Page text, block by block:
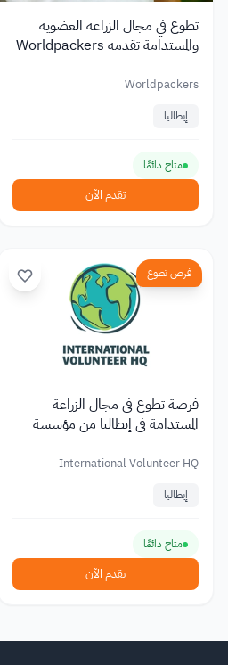
تطوع في مجال الزراعة العضوية
والمستدامة تقدمه Worldpackers
Worldpackers
إيطاليا
متاح دائمًا
تقدم الآن
فرص تطوع
فرصة تطوع في مجال الزراعة
المستدامة في إيطاليا من مؤسسة
International Volunteer HQ
إيطاليا
متاح دائمًا
تقدم الآن